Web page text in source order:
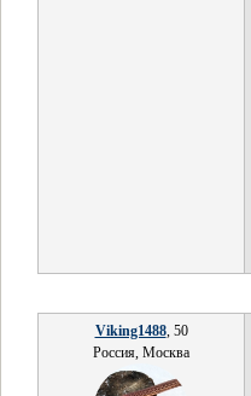
Viking1488, 50
Россия, Москва